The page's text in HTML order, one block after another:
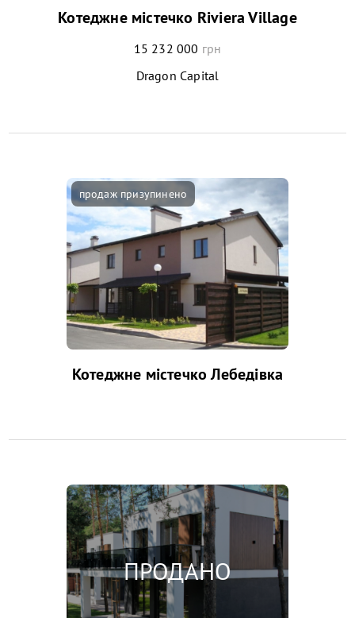
Котеджне містечко Riviera Village
15 232 000 грн
Dragon Capital
Котеджне містечко Лебедівка